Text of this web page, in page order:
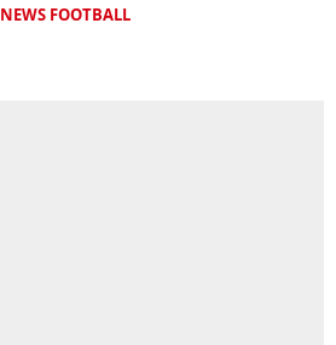
NEWS FOOTBALL